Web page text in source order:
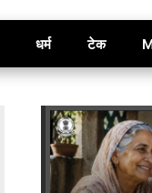
धर्म टेक